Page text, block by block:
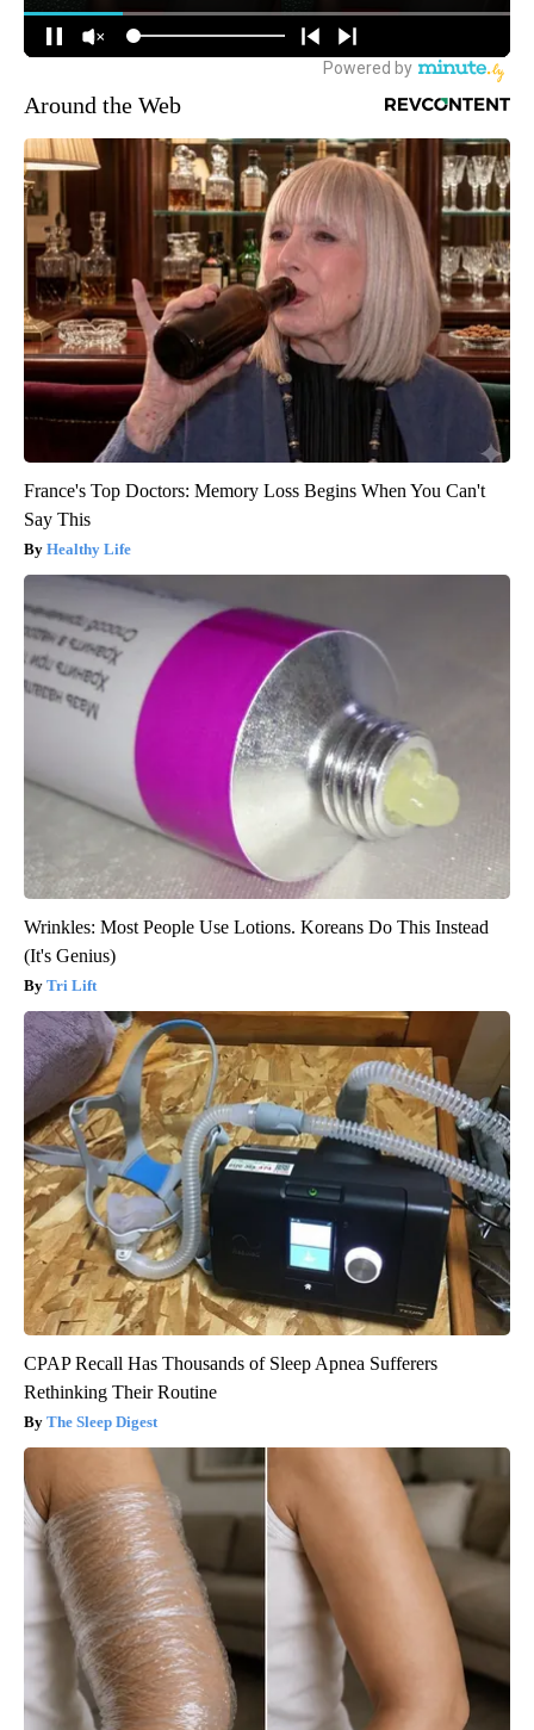
Around the Web
France's Top Doctors: Memory Loss Begins When You Can't
Say This
Healthy Life
Wrinkles: Most People Use Lotions. Koreans Do This Instead
(It's Genius)
Tri Lift
CPAP Recall Has Thousands of Sleep Apnea Sufferers
Rethinking Their Routine
The Sleep Digest